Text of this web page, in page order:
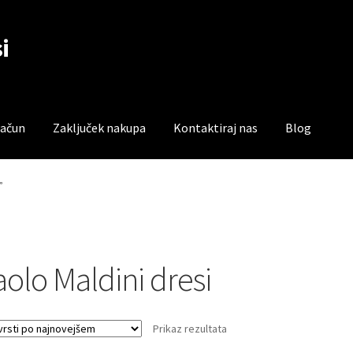
Zaključek nakupa Kontaktiraj nas Blog
Maldini dresi
Prikaz rezultata